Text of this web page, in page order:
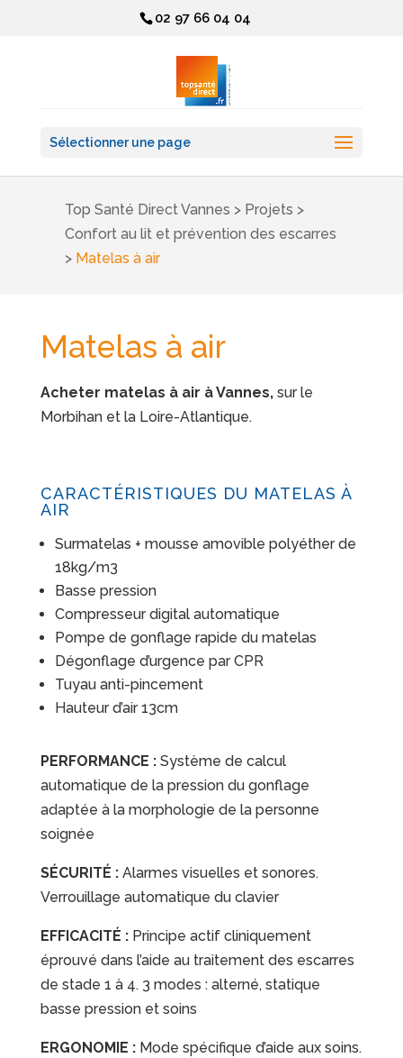
02 97 66 04 04
Sélectionner une page
Top Santé Direct Vannes > Projets >
Confort au lit et prévention des escarres
> Matelas à air
Matelas à air
Acheter matelas à air à Vannes,sur le
Morbihan et la Loire-Atlantique.
CARACTÉRISTIQUES DU MATELAS À
AIR
Surmatelas + mousse amovible polyéther de
18kg/m3
Basse pression
Compresseur digital automatique
Pompe de gonflage rapide du matelas
Dégonflage d’urgence par CPR
Tuyau anti-pincement
Hauteur d’air 13cm
PERFORMANCE :Système de calcul
automatique de la pression du gonflage
adaptée à la morphologie de la personne
soignée
SÉCURITÉ :Alarmes visuelles et sonores.
Verrouillage automatique du clavier
EFFICACITÉ :Principe actif cliniquement
éprouvé dans l’aide au traitement des escarres
de stade 1 à 4. 3 modes : alterné, statique
basse pression et soins
ERGONOMIE :Mode spécifique d’aide aux soins.